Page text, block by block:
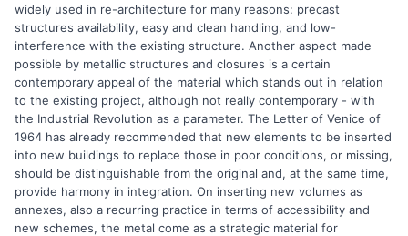
widely used in re-architecture for many reasons: precast
structures availability, easy and clean handling, and low-
interference with the existing structure. Another aspect made
possible by metallic structures and closures is a certain
contemporary appeal of the material which stands out in relation
to the existing project, although not really contemporary - with
the Industrial Revolution as a parameter. The Letter of Venice of
1964 has already recommended that new elements to be inserted
into new buildings to replace those in poor conditions, or missing,
should be distinguishable from the original and, at the same time,
provide harmony in integration. On inserting new volumes as
annexes, also a recurring practice in terms of accessibility and
new schemes, the metal come as a strategic material for